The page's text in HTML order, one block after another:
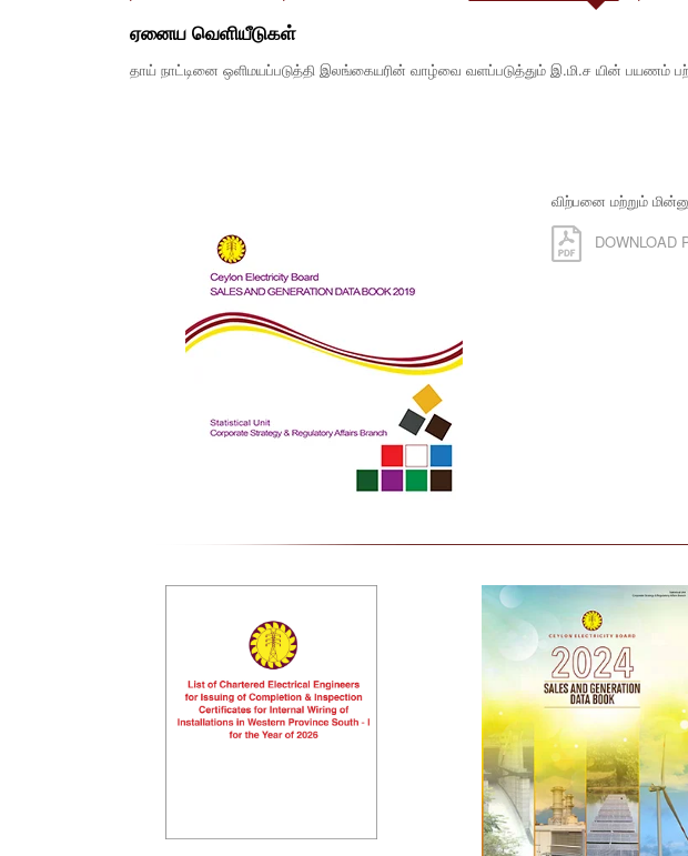
ஏனைய வெளியீடுகள்
தாய் நாட்டினை ஒளிமயப்படுத்தி இலங்கையரின் வாழ்வை வளப்படுத்தும் இ.மி.ச யின் பயணம்
விற்பனை மற்றும்
DOWNLOAD